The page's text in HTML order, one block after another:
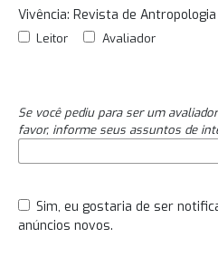
Vivência: Revista de Antropologia
Leitor Avaliador
Se você pediu para ser um
favor, informe seus assuntos de
Sim, eu gostaria de ser
anúncios novos.